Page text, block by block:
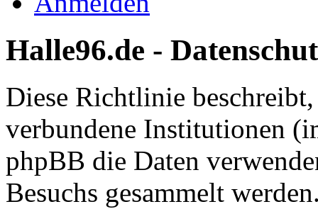
Halle96.de -
Diese Richtlinie
verbundene Institutionen
phpBB die Daten
Besuchs gesammelt